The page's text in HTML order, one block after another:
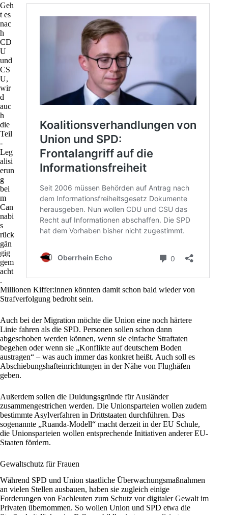
Geh
t es
nac
h
CD
U
und
CS
U,
wir
d
auc
h
die
Teil
-
Leg
alisi
erun
g
bei
m
Can
nabi
s
rück
gän
gig
gem
acht
.
Millionen Kiffer:innen könnten damit schon bald wieder von
Strafverfolgung bedroht sein.
Auch bei der Migration möchte die Union eine noch härtere
Linie fahren als die SPD. Personen sollen schon dann
abgeschoben werden können, wenn sie einfache Straftaten
begehen oder wenn sie „Konflikte auf deutschem Boden
austragen“ – was auch immer das konkret heißt. Auch soll es
Abschiebungshafteinrichtungen in der Nähe von Flughäfen
geben.
Außerdem sollen die Duldungsgründe für Ausländer
zusammengestrichen werden. Die Unionsparteien wollen zudem
bestimmte Asylverfahren in Drittstaaten durchführen. Das
sogenannte „Ruanda-Modell“ macht derzeit in derEU Schule,
die Unionsparteien wollen entsprechende Initiativen andererEU-
Staaten fördern.
Gewaltschutz für Frauen
Während SPD und Union staatliche Überwachungsmaßnahmen
an vielen Stellen ausbauen, haben sie zugleich einige
Forderungen von Fachleuten zum Schutz vor digitaler Gewalt im
Privaten übernommen. So wollen Union und SPD etwa die